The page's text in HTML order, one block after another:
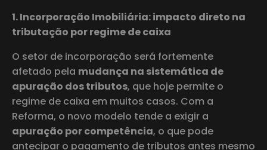
1. Incorporação Imobiliária: impacto direto na
tributação por regime de caixa
O setor de incorporação será fortemente
afetado pela mudança na sistemática de
apuração dos tributos, que hoje permite o
regime de caixa em muitos casos. Com a
Reforma, o novo modelo tende a exigir a
apuração por competência, o que pode
antecipar o pagamento de tributos antes mesmo